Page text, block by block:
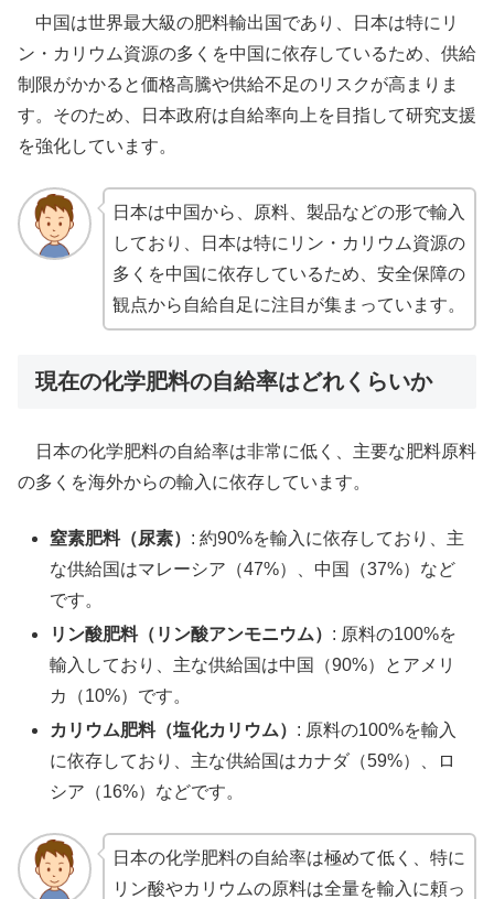
中国は世界最大級の肥料輸出国であり、日本は特にリ
ン・カリウム資源の多くを中国に依存しているため、供給
制限がかかると価格高騰や供給不足のリスクが高まりま
す。そのため、日本政府は自給率向上を目指して研究支援
を強化しています。
日本は中国から、原料、製品などの形で輸入
しており、日本は特にリン・カリウム資源の
多くを中国に依存しているため、安全保障の
観点から自給自足に注目が集まっています。
現在の化学肥料の自給率はどれくらいか
日本の化学肥料の自給率は非常に低く、主要な肥料原料
の多くを海外からの輸入に依存しています。
窒素肥料（尿素） : 約90%を輸入に依存しており、主
な供給国はマレーシア（47%）、中国（37%）など
です。
リン酸肥料（リン酸アンモニウム） : 原料の100%を
輸入しており、主な供給国は中国（90%）とアメリ
カ（10%）です。
カリウム肥料（塩化カリウム） : 原料の100%を輸入
に依存しており、主な供給国はカナダ（59%）、ロ
シア（16%）などです。
日本の化学肥料の自給率は極めて低く、特に
リン酸やカリウムの原料は全量を輸入に頼っ